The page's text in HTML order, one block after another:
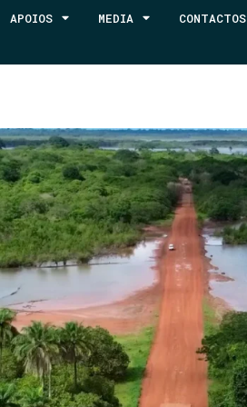
APOIOS MEDIA CONTACTOS